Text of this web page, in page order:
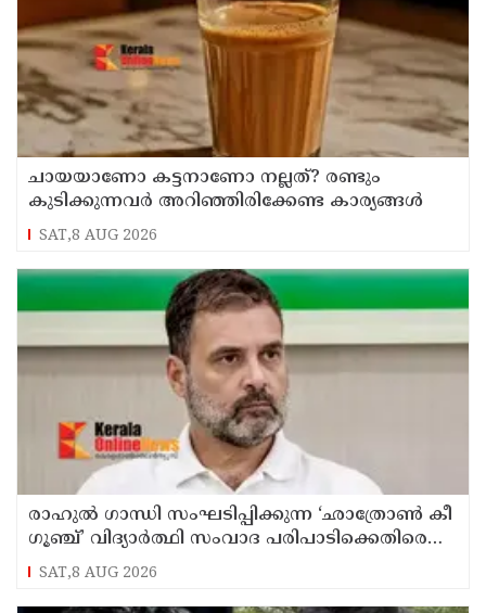
ചായയാണോ കട്ടനാണോ നല്ലത്? രണ്ടും
കുടിക്കുന്നവർ അറിഞ്ഞിരിക്കേണ്ട കാര്യങ്ങൾ
SAT,8 AUG 2026
രാഹുൽ ഗാന്ധി സംഘടിപ്പിക്കുന്ന ‘ഛാത്രോൺ കീ
ഗൂഞ്ച്’ വിദ്യാർത്ഥി സംവാദ പരിപാടിക്കെതിരെ
രൂക്ഷവിമർശനവുമായി ബിജെപി
SAT,8 AUG 2026